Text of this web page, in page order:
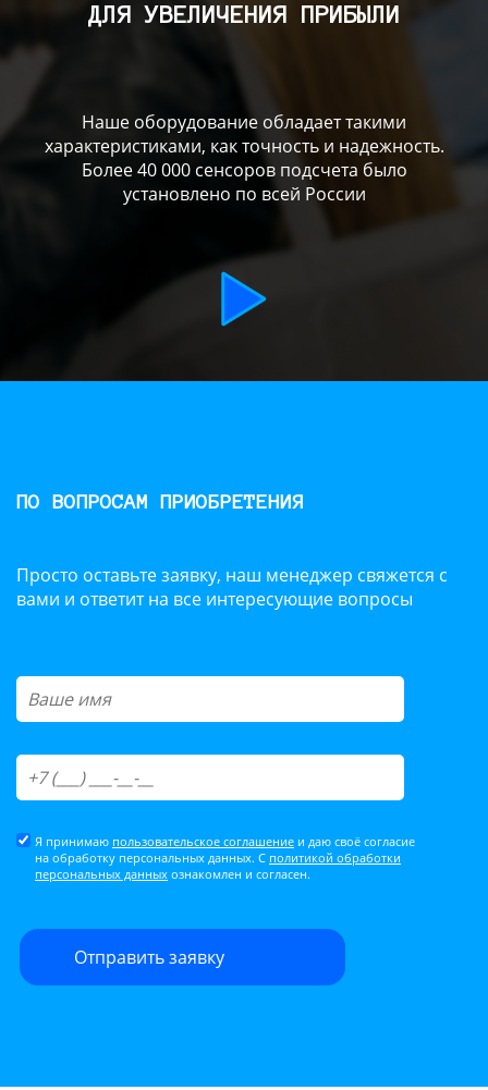
ДЛЯ УВЕЛИЧЕНИЯ ПРИБЫЛИ
Наше оборудование обладает такими
характеристиками, как точность и надежность.
Более 40 000 сенсоров подсчета было
установлено по всей России
ПО ВОПРОСАМ ПРИОБРЕТЕНИЯ
Просто оставьте заявку, наш менеджер свяжется с
вами и ответит на все интересующие вопросы
Я принимаю пользовательское соглашение и даю своё согласие
на обработку персональных данных. С политикой обработки
персональных данных ознакомлен и согласен.